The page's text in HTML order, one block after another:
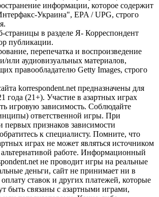
информации, которое содержит
Украина", EPA / UPG, строго
страницы в разделе Я- Корреспондент
публикации.
перепечатка и воспроизведение
или аудиовизуальных материалов,
правообладателю Getty Images, строго
korrespondent.net предназначены для
года (21+). Участие в азартных играх
игровую зависимость. Соблюдайте
ответственной игры. При
первых признаков зависимости
к специалисту. Помните, что
играх не может являться источником
работе. Информационный
не проводит игры на реальные
деньги, сайт не принимает ни в
ставок и других платежей, которые
быть связаны с азартными играми,